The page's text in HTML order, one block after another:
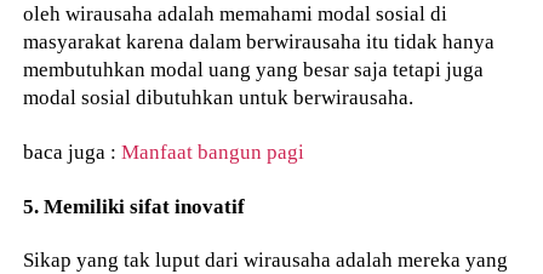
oleh wirausaha adalah memahami modal sosial di
masyarakat karena dalam berwirausaha itu tidak hanya
membutuhkan modal uang yang besar saja tetapi juga
modal sosial dibutuhkan untuk berwirausaha.
baca juga :Manfaat bangun pagi
5. Memiliki sifat inovatif
Sikap yang tak luput dari wirausaha adalah mereka yang